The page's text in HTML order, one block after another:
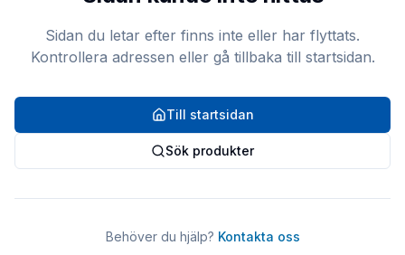
Sidan du letar efter finns inte eller har flyttats.
Kontrollera adressen eller gå tillbaka till startsidan.
Till startsidan
Sök produkter
Behöver du hjälp? Kontakta oss